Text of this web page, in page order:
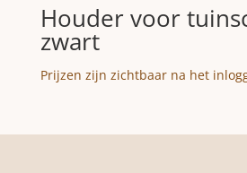
Houder voor
zwart
Prijzen zijn zichtbaar na het